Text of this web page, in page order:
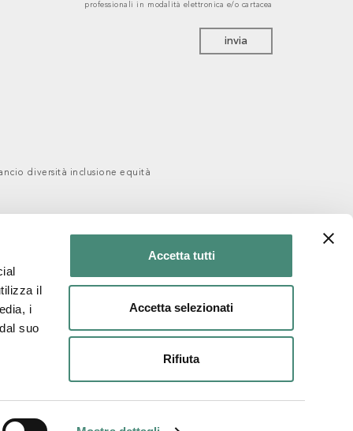
il
i
suo
Accetta tutti
Accetta selezionati
Rifiuta
professionali in modalità elettronica e/o cartacea
invia
diversità inclusione equità